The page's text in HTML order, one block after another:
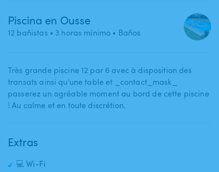
Piscina en Ousse
12 bañistas • 3 horas mínimo • Baños
Très grande piscine 12 par 6 avec à disposition des
transats ainsi qu'une table et _contact_mask_
passerez un agréable moment au bord de cette piscine
! Au calme et en toute discrétion.
Extras
💻 Wi-Fi